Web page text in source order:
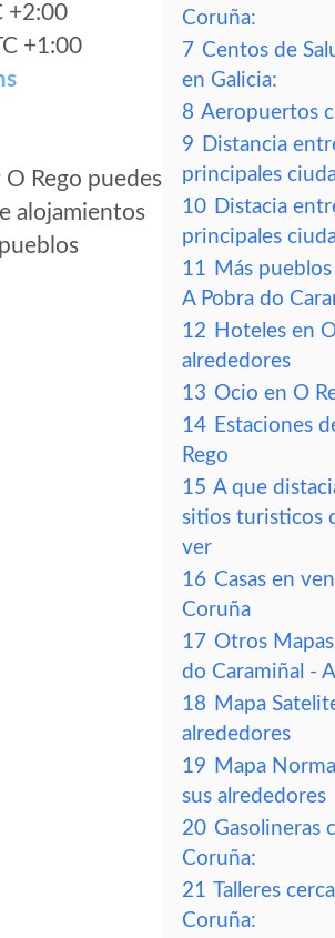
+2:00
+1:00
Rego puedes
alojamientos
Coruña:
7 Centos de
en Galicia:
8 Aeropuertos
9 Distancia
principales
10 Distacia
principales
11 Más
A Pobra do
12 Hoteles en
alrededores
13 Ocio en O
14 Estaciones
Rego
15 A que
sitios turisticos
ver
16 Casas en
Coruña
17 Otros
do Caramiñal -
18 Mapa
alrededores
19 Mapa
sus alrededores
20 Gasolineras
Coruña:
21 Talleres
Coruña: